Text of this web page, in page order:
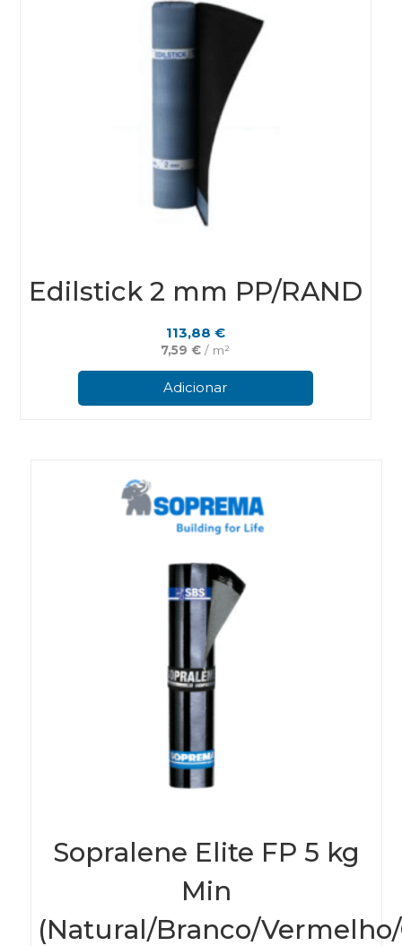
Edilstick 2 mm PP/RAND
113,88 €
7,59€ / m²
Adicionar
Sopralene Elite FP 5 kg
Min
(Natural/Branco/